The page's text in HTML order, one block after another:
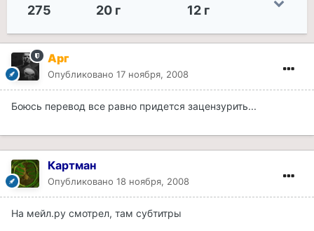
275 20 г 12 г
Арг
Опубликовано 17 ноября, 2008
Боюсь перевод все равно придется зацензурить...
Картман
Опубликовано 18 ноября, 2008
На мейл.ру смотрел, там субтитры